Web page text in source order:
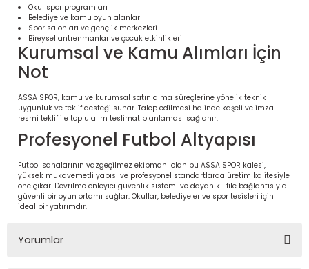
| Dayanıklı ve Modüler
Okul spor programları
Belediye ve kamu oyun alanları
Spor salonları ve gençlik merkezleri
Bireysel antrenmanlar ve çocuk etkinlikleri
Kurumsal ve Kamu Alımları İçin
Not
ASSA SPOR, kamu ve kurumsal satın alma süreçlerine yönelik teknik
uygunluk ve teklif desteği sunar. Talep edilmesi halinde kaşeli ve imzalı
resmi teklif ile toplu alım teslimat planlaması sağlanır.
Profesyonel Futbol Altyapısı
Futbol sahalarının vazgeçilmez ekipmanı olan bu ASSA SPOR kalesi,
yüksek mukavemetli yapısı ve profesyonel standartlarda üretim kalitesiyle
öne çıkar. Devrilme önleyici güvenlik sistemi ve dayanıklı file bağlantısıyla
güvenli bir oyun ortamı sağlar. Okullar, belediyeler ve spor tesisleri için
ideal bir yatırımdır.
Yorumlar